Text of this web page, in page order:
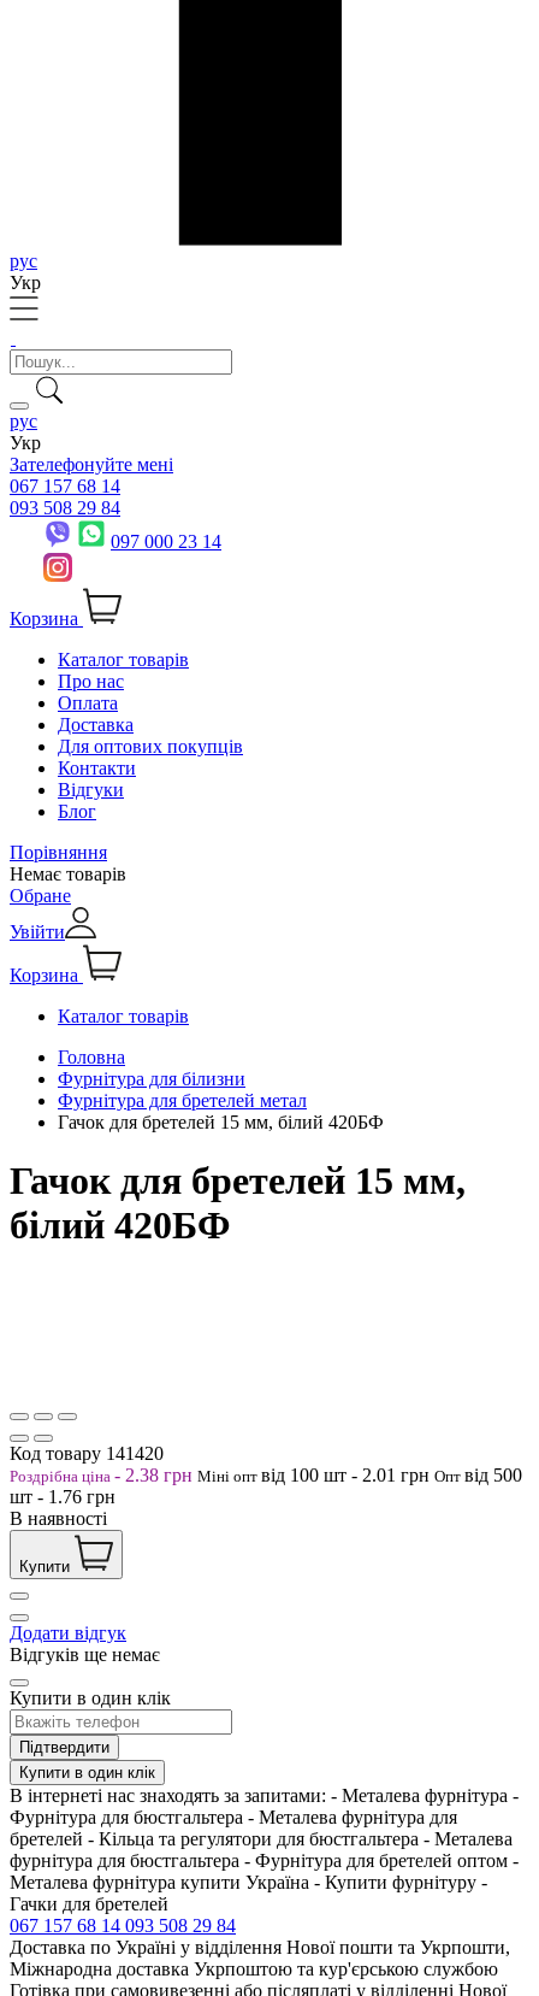
рус
Укр
рус
Укр
Зателефонуйте мені
067 157 68 14
093 508 29 84
097 000 23 14
Корзина
Каталог товарів
Про нас
Оплата
Доставка
Для оптових покупців
Контакти
Відгуки
Блог
Порівняння
Немає товарів
Обране
Увійти
Корзина
Каталог товарів
Головна
Фурнітура для білизни
Фурнітура для бретелей метал
Гачок для бретелей 15 мм, білий 420БФ
Гачок для бретелей 15 мм,
білий 420БФ
Код товару 141420
Роздрібна ціна - 2.38 грн Міні опт від 100 шт - 2.01 грн Опт від 500
шт - 1.76 грн
В наявності
Купити
Додати відгук
Відгуків ще немає
Купити в один клік
Підтвердити
Купити в один клік
В інтернеті нас знаходять за запитами: - Металева фурнітура -
Фурнітура для бюстгальтера - Металева фурнітура для
бретелей - Кільца та регулятори для бюстгальтера - Металева
фурнітура для бюстгальтера - Фурнітура для бретелей оптом -
Металева фурнітура купити Україна - Купити фурнітуру -
Гачки для бретелей
067 157 68 14 093 508 29 84
Доставка по Україні у відділення Нової пошти та Укрпошти,
Міжнародна доставка Укрпоштою та кур'єрською службою
Готівка при самовивезенні або післяплаті у відділенні Нової